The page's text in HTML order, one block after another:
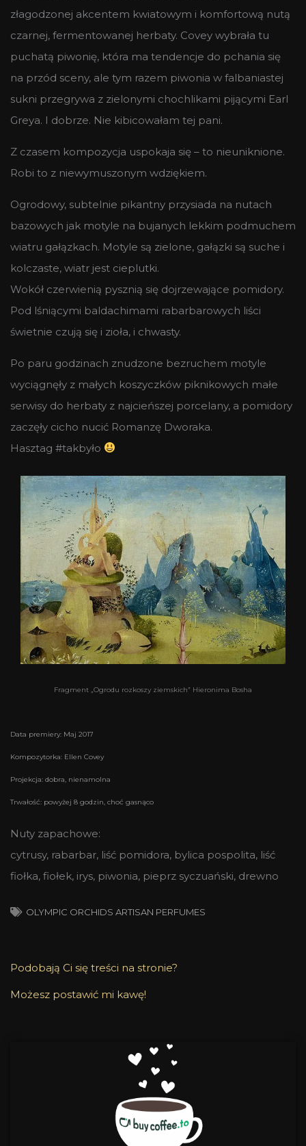
złagodzonej akcentem kwiatowym i komfortową nutą
czarnej, fermentowanej herbaty. Covey wybrała tu
puchatą piwonię, która ma tendencje do pchania się
na przód sceny, ale tym razem piwonia w falbaniastej
sukni przegrywa z zielonymi chochlikami pijącymi Earl
Greya. I dobrze. Nie kibicowałam tej pani.
Z czasem kompozycja uspokaja się – to nieuniknione.
Robi to z niewymuszonym wdziękiem.
Ogrodowy, subtelnie pikantny przysiada na nutach
bazowych jak motyle na bujanych lekkim podmuchem
wiatru gałązkach. Motyle są zielone, gałązki są suche i
kolczaste, wiatr jest cieplutki.
Wokół czerwienią pysznią się dojrzewające pomidory.
Pod lśniącymi baldachimami rabarbarowych liści
świetnie czują się i zioła, i chwasty.
Po paru godzinach znudzone bezruchem motyle
wyciągnęły z małych koszyczków piknikowych małe
serwisy do herbaty z najcieńszej porcelany, a pomidory
zaczęły cicho nucić Romanzę Dworaka.
Hasztag #takbyło
Fragment „Ogrodu rozkoszy ziemskich” Hieronima Bosha
Data premiery: Maj 2017
Kompozytorka: Ellen Covey
Projekcja: dobra, nienamolna
Trwałość: powyżej 8 godzin, choć gasnąco
Nuty zapachowe:
cytrusy, rabarbar, liść pomidora, bylica pospolita, liść
fiołka, fiołek, irys, piwonia, pieprz syczuański, drewno
OLYMPIC ORCHIDS ARTISAN PERFUMES
Podobają Ci się treści na stronie?
Możesz postawić mi kawę!